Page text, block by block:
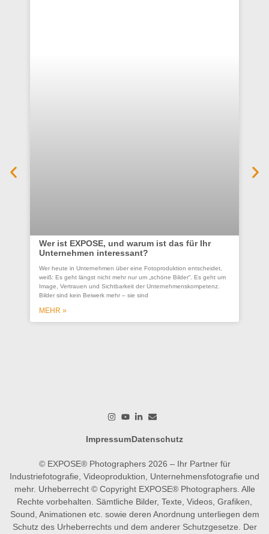
Wer ist EXPOSE, und warum ist das für Ihr
Unternehmen interessant?
Wer heute in Unternehmen über eine Fotoproduktion entscheidet,
weiß: Es geht längst nicht mehr nur um „schöne Bilder“. Es geht um
Image, Vertrauen und Sichtbarkeit der Unternehmenskompetenz.
Bilder sind kein Beiwerk mehr – sie sind
MEHR »
ImpressumDatenschutz
© EXPOSE® Photographers 2026 – Ihr Partner für
Industriefotografie, Videoproduktion, Unternehmensfotografie und
mehr. Urheberrecht © Copyright EXPOSE® Photographers. Alle
Rechte vorbehalten. Sämtliche Bilder, Texte, Videos, Grafiken,
Sound, Animationen etc. sowie deren Anordnung unterliegen dem
Schutz des Urheberrechts und dem anderer Schutzgesetze. Der